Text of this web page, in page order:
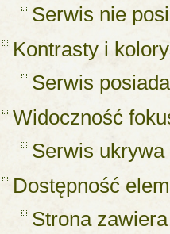
Serwis nie
Kontrasty i
Serwis
Widoczność
Serwis
Dostępność
Strona